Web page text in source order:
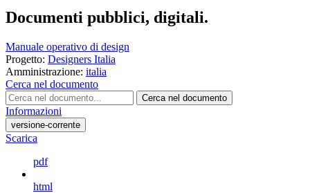
Documenti pubblici, digitali.
Manuale operativo di design
Progetto: Designers Italia
Amministrazione: italia
Cerca nel documento
Cerca nel documento
Informazioni
versione-corrente
Scarica
pdf
html